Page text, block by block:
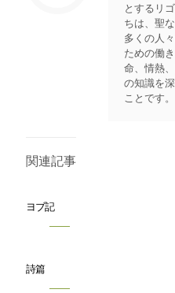
とするリ
ちは、聖
多くの人
ための働
命、情熱
の知識を
ことです。
関連記事
ヨブ記
詩篇